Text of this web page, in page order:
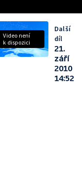
Video není
k dispozici
Další
díl
21.
září
2010
14:52